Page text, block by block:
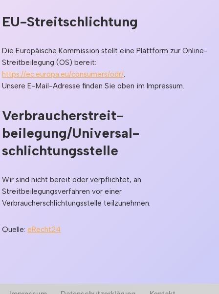
EU-Streitschlichtung
Die Europäische Kommission stellt eine Plattform zur Online-
Streitbeilegung (OS) bereit:
https://ec.europa.eu/consumers/odr/
Unsere E-Mail-Adresse finden Sie oben im Impressum.
Verbraucher­streit­
beilegung/Universal­
schlichtungs­stelle
Wir sind nicht bereit oder verpflichtet, an
Streitbeilegungsverfahren vor einer
Verbraucherschlichtungsstelle teilzunehmen.
Quelle:eRecht24